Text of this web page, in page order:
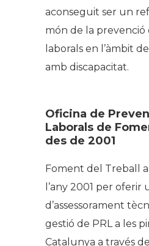
aconseguit ser un
món de la prevenció
laborals en l’àmbit
amb discapacitat.
Oficina de
Laborals de
des de 2001
Foment del Treball
l’any 2001 per oferir
d’assessorament
gestió de PRL a les
Catalunya a través